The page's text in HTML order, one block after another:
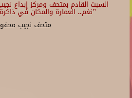
السبت القادم بمتحف ومركز إبداع
"نغم.. العمارة والمكان في
متحف نجيب